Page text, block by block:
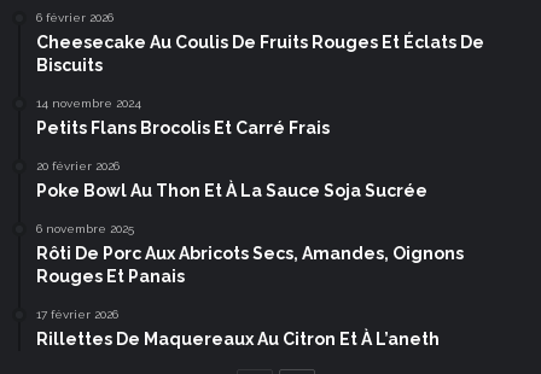
6 février 2026
Cheesecake Au Coulis De Fruits Rouges Et Éclats De
Biscuits
14 novembre 2024
Petits Flans Brocolis Et Carré Frais
20 février 2026
Poke Bowl Au Thon Et À La Sauce Soja Sucrée
6 novembre 2025
Rôti De Porc Aux Abricots Secs, Amandes, Oignons
Rouges Et Panais
17 février 2026
Rillettes De Maquereaux Au Citron Et À L’aneth